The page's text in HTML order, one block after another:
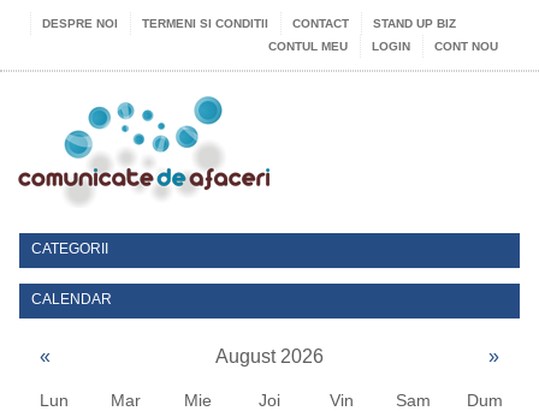
DESPRE NOI TERMENI SI CONDITII CONTACT
STAND UP BIZ
CONTUL MEU
LOGIN CONT NOU
CATEGORII
CALENDAR
« August 2026 »
Lun Mar Mie Joi Vin Sam Dum